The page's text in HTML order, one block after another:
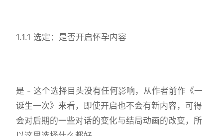
1.1.1 选定：是否开启怀孕内容
是 - 这个选择目头没有任何影响，从作者前作《一
诞生一次》来看，即使开启也不会有新内容，可得
会对后期的一些对话的变化与结局动画的改变，所